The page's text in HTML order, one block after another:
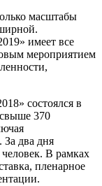
масштабы
имеет все
мероприятием
состоялся в
370
За два дня
В рамках
пленарное